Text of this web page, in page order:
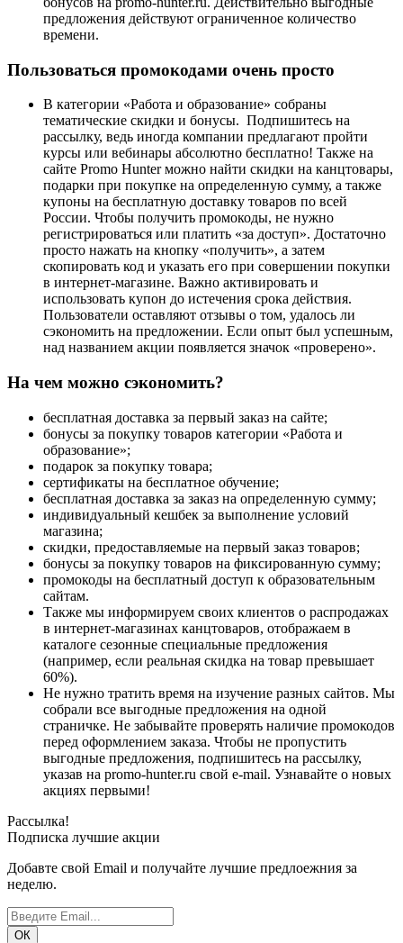
предложения действуют ограниченное количество
времени.
Пользоваться промокодами очень просто
В категории «Работа и образование» собраны
тематические скидки и бонусы. Подпишитесь на
рассылку, ведь иногда компании предлагают пройти
курсы или вебинары абсолютно бесплатно! Также на
сайте Promo Hunter можно найти скидки на канцтовары,
подарки при покупке на определенную сумму, а также
купоны на бесплатную доставку товаров по всей
России. Чтобы получить промокоды, не нужно
регистрироваться или платить «за доступ». Достаточно
просто нажать на кнопку «получить», а затем
скопировать код и указать его при совершении покупки
в интернет-магазине. Важно активировать и
использовать купон до истечения срока действия.
Пользователи оставляют отзывы о том, удалось ли
сэкономить на предложении. Если опыт был успешным,
над названием акции появляется значок «проверено».
На чем можно сэкономить?
бесплатная доставка за первый заказ на сайте;
бонусы за покупку товаров категории «Работа и
образование»;
подарок за покупку товара;
сертификаты на бесплатное обучение;
бесплатная доставка за заказ на определенную сумму;
индивидуальный кешбек за выполнение условий
магазина;
скидки, предоставляемые на первый заказ товаров;
бонусы за покупку товаров на фиксированную сумму;
промокоды на бесплатный доступ к образовательным
сайтам.
Также мы информируем своих клиентов о распродажах
в интернет-магазинах канцтоваров, отображаем в
каталоге сезонные специальные предложения
(например, если реальная скидка на товар превышает
60%).
Не нужно тратить время на изучение разных сайтов. Мы
собрали все выгодные предложения на одной
страничке. Не забывайте проверять наличие промокодов
перед оформлением заказа. Чтобы не пропустить
выгодные предложения, подпишитесь на рассылку,
указав на promo-hunter.ru свой e-mail. Узнавайте о новых
акциях первыми!
Рассылка!
Подписка лучшие акции
Добавте свой Email и получайте лучшие предлоежния за
неделю.